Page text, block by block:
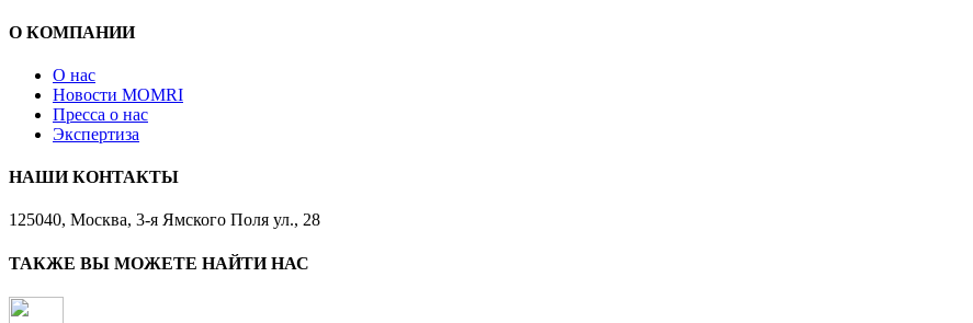
О КОМПАНИИ
О нас
Новости MOMRI
Пресса о нас
Экспертиза
НАШИ КОНТАКТЫ
125040, Москва, 3-я Ямского Поля ул., 28
ТАКЖЕ ВЫ МОЖЕТЕ НАЙТИ НАС